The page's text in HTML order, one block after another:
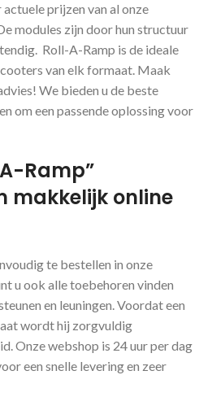
prijzen van al onze
modules zijn door hun structuur
Roll-A-Ramp is de ideale
van elk formaat. Maak
We bieden u de beste
om een ​​passende oplossing voor
Ramp”
makkelijk online
te bestellen in onze
u ook alle toebehoren vinden
en leuningen. Voordat een
wordt hij zorgvuldig
Onze webshop is 24 uur per dag
een snelle levering en zeer